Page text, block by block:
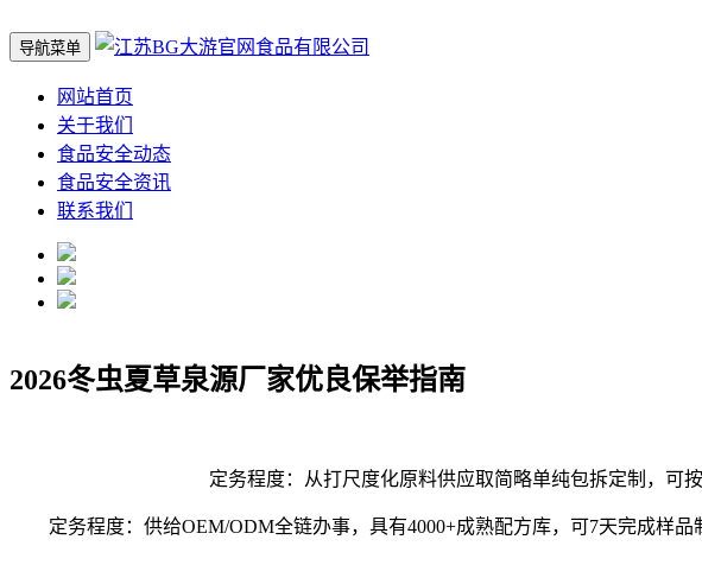
导航菜单
网站首页
关于我们
食品安全动态
食品安全资讯
联系我们
2026冬虫夏草泉源厂家优良保举指南
定务程度：从打尺度化原料供应取简略单纯包拆定制，可按
定务程度：供给OEM/ODM全链办事，具有4000+成熟配方库，可7天完成样品